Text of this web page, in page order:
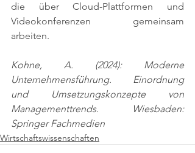
die über Cloud-Plattformen und
Videokonferenzen gemeinsam
arbeiten.
Kohne, A. (2024): Moderne
Unternehmensführung. Einordnung
und Umsetzungskonzepte von
Managementtrends. Wiesbaden:
Springer Fachmedien
Wirtschaftswissenschaften